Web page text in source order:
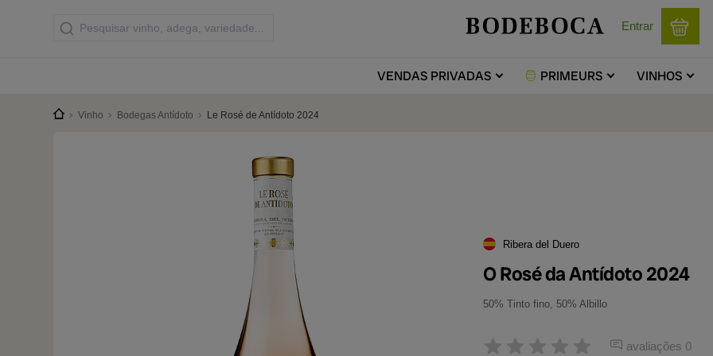
Entrar
VENDASPRIVADAS PRIMEURS VINHOS
Vinho Bodegas Antídoto Le Rosé de Antídoto 2024
Ribera del Duero
O Rosé da Antídoto 2024
50% Tinto fino, 50% Albillo
avaliações 0